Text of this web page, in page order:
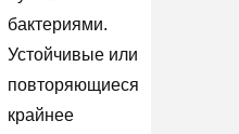
бактериями.
Устойчивые или
повторяющиеся
крайнее